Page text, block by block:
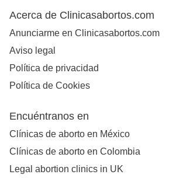
Acerca de Clinicasabortos.com
Anunciarme en Clinicasabortos.com
Aviso legal
Política de privacidad
Política de Cookies
Encuéntranos en
Clínicas de aborto en México
Clínicas de aborto en Colombia
Legal abortion clinics in UK